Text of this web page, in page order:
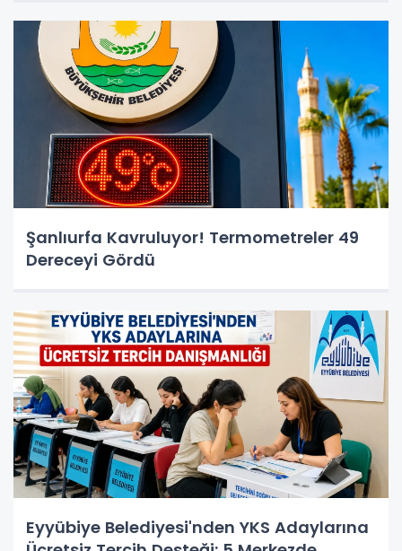
Şanlıurfa Kavruluyor! Termometreler 49
Dereceyi Gördü
Eyyübiye Belediyesi'nden YKS Adaylarına